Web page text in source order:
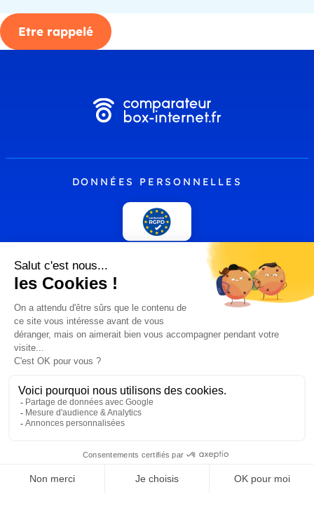
Etre rappelé
DONNÉES PERSONNELLES
comparateur-box-
internet.fr by
Hoptelecom
Presse
Méthodologie et fonctionnement du comparateur